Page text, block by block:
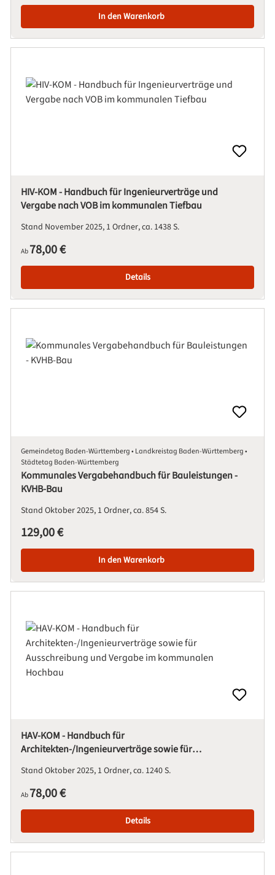
In den Warenkorb
HIV-KOM - Handbuch für Ingenieurverträge und
Vergabe nach VOB im kommunalen Tiefbau
Stand November 2025 1 Ordnerca. 1438 S.
Regulärer Preis:
Ab78,00 €
Details
Gemeindetag Baden-Württemberg • Landkreistag Baden-Württemberg •
Städtetag Baden-Württemberg
Kommunales Vergabehandbuch für Bauleistungen -
KVHB-Bau
Stand Oktober 2025 1 Ordnerca. 854 S.
Regulärer Preis:
129,00 €
In den Warenkorb
HAV-KOM - Handbuch für
Architekten-/Ingenieurverträge sowie für
Stand Oktober 2025 1 Ordnerca. 1240 S.
Regulärer Preis:
Ab78,00 €
Details